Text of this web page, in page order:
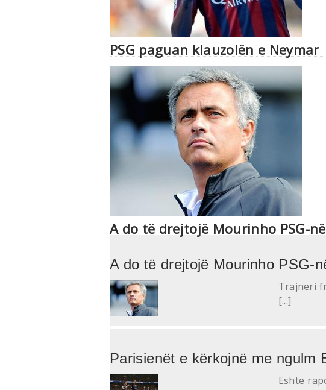
PSG paguan klauzolën e Neymar
A do të drejtojë Mourinho PSG-
A do të drejtojë Mourinho PSG-
Trajneri
[...]
Parisienët e kërkojnë me ngulm
Eshtë